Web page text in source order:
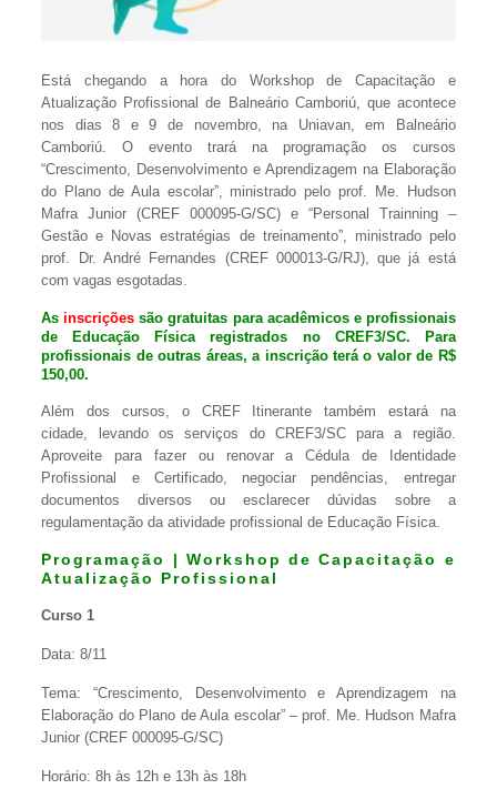
Está chegando a hora do Workshop de Capacitação e
Atualização Profissional de Balneário Camboriú, que acontece
nos dias 8 e 9 de novembro, na Uniavan, em Balneário
Camboriú. O evento trará na programação os cursos
“Crescimento, Desenvolvimento e Aprendizagem na Elaboração
do Plano de Aula escolar”, ministrado pelo prof. Me. Hudson
Mafra Junior (CREF 000095-G/SC) e “Personal Trainning –
Gestão e Novas estratégias de treinamento”, ministrado pelo
prof. Dr. André Fernandes (CREF 000013-G/RJ), que já está
com vagas esgotadas.
Asinscrições são gratuitas para acadêmicos e profissionais
de Educação Física registrados no CREF3/SC. Para
profissionais de outras áreas, a inscrição terá o valor de R$
150,00.
Além dos cursos, o CREF Itinerante também estará na
cidade, levando os serviços do CREF3/SC para a região.
Aproveite para fazer ou renovar a Cédula de Identidade
Profissional e Certificado, negociar pendências, entregar
documentos diversos ou esclarecer dúvidas sobre a
regulamentação da atividade profissional de Educação Física.
Programação | Workshop de Capacitação e
Atualização Profissional
Curso 1
Data: 8/11
Tema: “Crescimento, Desenvolvimento e Aprendizagem na
Elaboração do Plano de Aula escolar” – prof. Me. Hudson Mafra
Junior (CREF 000095-G/SC)
Horário: 8h às 12h e 13h às 18h